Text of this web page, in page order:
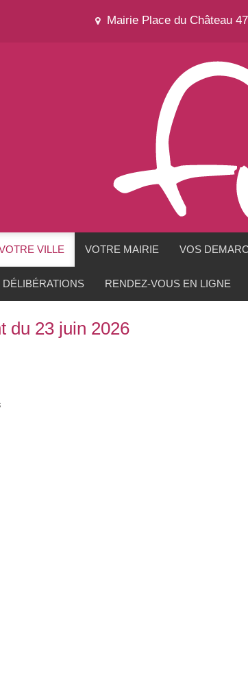
Mairie Place du Château
VILLE VOTRE MAIRIE VOS
RENDEZ-VOUS EN LIGNE
du 23 juin 2026